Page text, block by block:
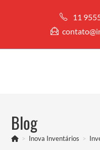
11
Blog
> Inova Inventários >